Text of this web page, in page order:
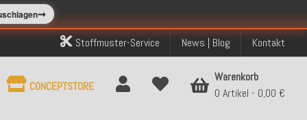
➞
Stoffmuster-Service News | Blog Kontakt
CONCEPTSTORE
Warenkorb
0 Artikel
0,00 €